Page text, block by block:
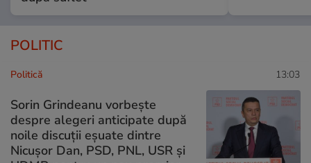
POLITIC
Politică 13:03
Sorin Grindeanu vorbește
despre alegeri anticipate după
noile discuții eșuate dintre
Nicușor Dan, PSD, PNL, USR și